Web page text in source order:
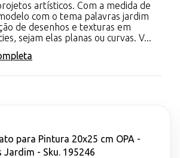
artísticos. Com a medida de
com o tema palavras jardim
de desenhos e texturas em
sejam elas planas ou curvas. V...
para Pintura 20x25 cm OPA -
Jardim - Sku. 195246